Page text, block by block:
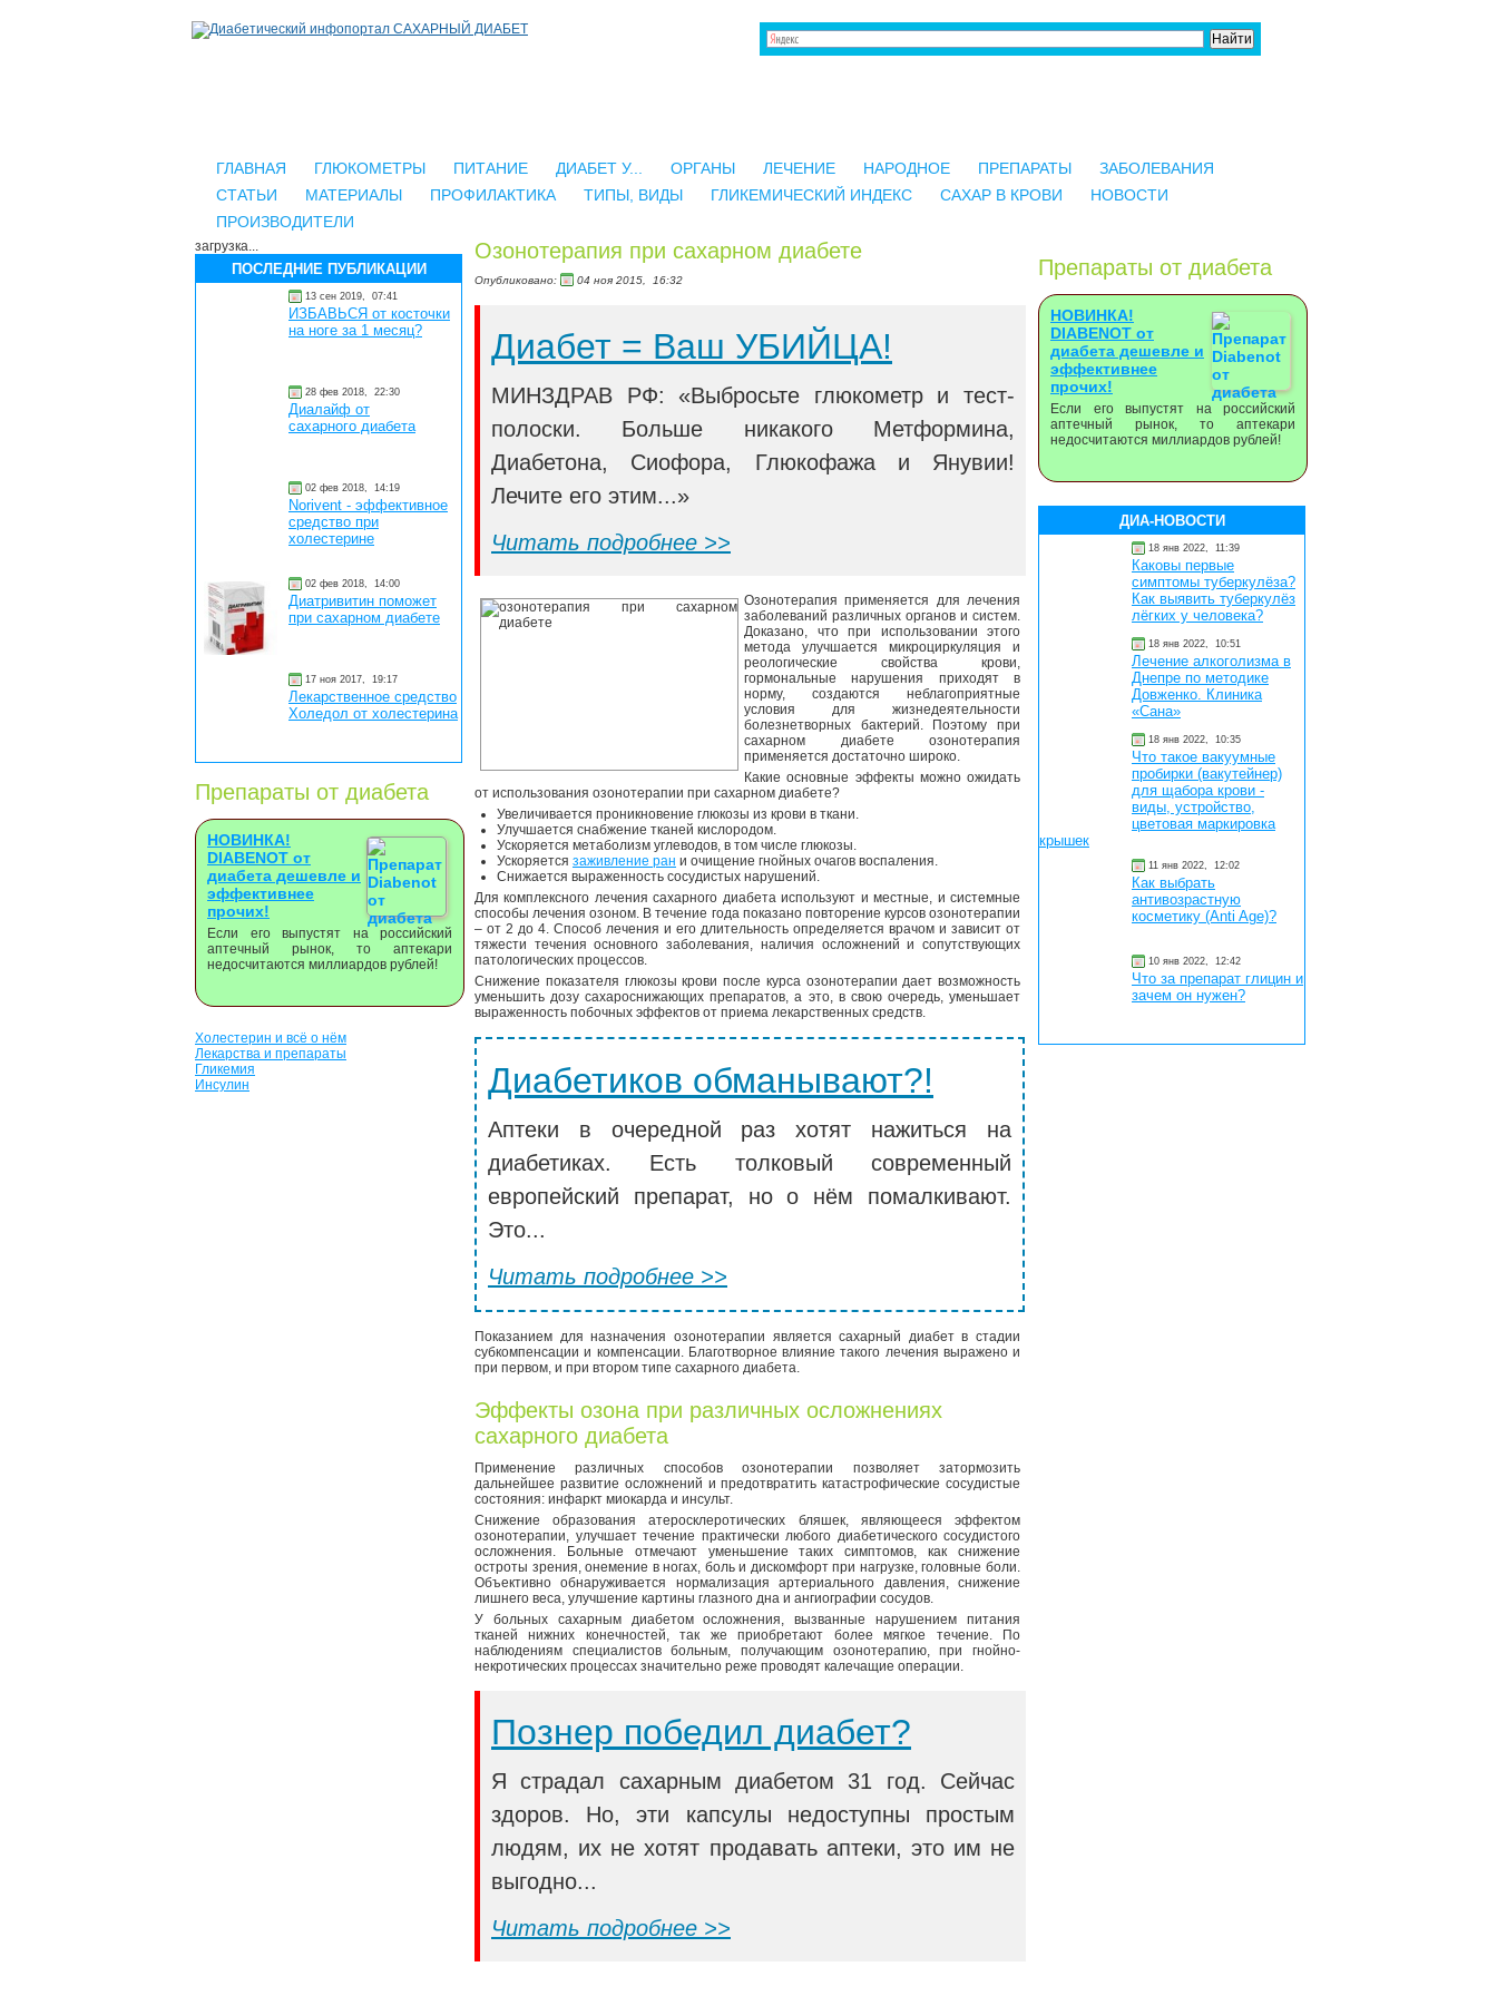
ГЛАВНАЯ ГЛЮКОМЕТРЫ ПИТАНИЕ ДИАБЕТ У... ОРГАНЫ ЛЕЧЕНИЕ НАРОДНОЕ ПРЕПАРАТЫ
ЗАБОЛЕВАНИЯ
СТАТЬИ
МАТЕРИАЛЫ ПРОФИЛАКТИКА ТИПЫ, ВИДЫ ГЛИКЕМИЧЕСКИЙ ИНДЕКС САХАР В КРОВИ
НОВОСТИ
ПРОИЗВОДИТЕЛИ
загрузка...
ПОСЛЕДНИЕ ПУБЛИКАЦИИ
13 сен 2019, 07:41
ИЗБАВЬСЯ от косточки
на ноге за 1 месяц?
28 фев 2018, 22:30
Диалайф от
сахарного диабета
02 фев 2018, 14:19
Norivent - эффективное
средство при
холестерине
02 фев 2018, 14:00
Диатривитин поможет
при сахарном диабете
17 ноя 2017, 19:17
Лекарственное средство
Холедол от холестерина
Препараты от диабета
НОВИНКА!
DIABENOT от
диабета дешевле и
эффективнее
прочих!
Если его выпустят на российский
аптечный рынок, то аптекари
недосчитаются миллиардов рублей!
Холестерин и всё о нём
Лекарства и препараты
Гликемия
Инсулин
Озонотерапия при сахарном диабете
Опубликовано: 04 ноя 2015, 16:32
Диабет = Ваш УБИЙЦА!
МИНЗДРАВ РФ: «Выбросьте глюкометр и тест-
полоски. Больше никакого Метформина,
Диабетона, Сиофора, Глюкофажа и Янувии!
Лечите его этим...»
Читать подробнее >>
Озонотерапия применяется для лечения
заболеваний различных органов и систем.
Доказано, что при использовании этого
метода улучшается микроциркуляция и
реологические свойства крови,
гормональные нарушения приходят в
норму, создаются неблагоприятные
условия для жизнедеятельности
болезнетворных бактерий. Поэтому при
сахарном диабете озонотерапия
применяется достаточно широко.
Какие основные эффекты можно ожидать
от использования озонотерапии при сахарном диабете?
Увеличивается проникновение глюкозы из крови в ткани.
Улучшается снабжение тканей кислородом.
Ускоряется метаболизм углеводов, в том числе глюкозы.
Ускоряется заживление ран и очищение гнойных очагов воспаления.
Снижается выраженность сосудистых нарушений.
Для комплексного лечения сахарного диабета используют и местные, и системные
способы лечения озоном. В течение года показано повторение курсов озонотерапии
– от 2 до 4. Способ лечения и его длительность определяется врачом и зависит от
тяжести течения основного заболевания, наличия осложнений и сопутствующих
патологических процессов.
Снижение показателя глюкозы крови после курса озонотерапии дает возможность
уменьшить дозу сахароснижающих препаратов, а это, в свою очередь, уменьшает
выраженность побочных эффектов от приема лекарственных средств.
Диабетиков обманывают?!
Аптеки в очередной раз хотят нажиться на
диабетиках. Есть толковый современный
европейский препарат, но о нём помалкивают.
Это...
Читать подробнее >>
Показанием для назначения озонотерапии является сахарный диабет в стадии
субкомпенсации и компенсации. Благотворное влияние такого лечения выражено и
при первом, и при втором типе сахарного диабета.
Эффекты озона при различных осложнениях
сахарного диабета
Применение различных способов озонотерапии позволяет затормозить
дальнейшее развитие осложнений и предотвратить катастрофические сосудистые
состояния: инфаркт миокарда и инсульт.
Снижение образования атеросклеротических бляшек, являющееся эффектом
озонотерапии, улучшает течение практически любого диабетического сосудистого
осложнения. Больные отмечают уменьшение таких симптомов, как снижение
остроты зрения, онемение в ногах, боль и дискомфорт при нагрузке, головные боли.
Объективно обнаруживается нормализация артериального давления, снижение
лишнего веса, улучшение картины глазного дна и ангиографии сосудов.
У больных сахарным диабетом осложнения, вызванные нарушением питания
тканей нижних конечностей, так же приобретают более мягкое течение. По
наблюдениям специалистов больным, получающим озонотерапию, при гнойно-
некротических процессах значительно реже проводят калечащие операции.
Познер победил диабет?
Я страдал сахарным диабетом 31 год. Сейчас
здоров. Но, эти капсулы недоступны простым
людям, их не хотят продавать аптеки, это им не
выгодно...
Читать подробнее >>
Препараты от диабета
НОВИНКА!
DIABENOT от
диабета дешевле и
эффективнее
прочих!
Если его выпустят на российский
аптечный рынок, то аптекари
недосчитаются миллиардов рублей!
ДИА-НОВОСТИ
18 янв 2022, 11:39
Каковы первые
симптомы туберкулёза?
Как выявить туберкулёз
лёгких у человека?
18 янв 2022, 10:51
Лечение алкоголизма в
Днепре по методике
Довженко. Клиника
«Сана»
18 янв 2022, 10:35
Что такое вакуумные
пробирки (вакутейнер)
для щабора крови -
виды, устройство,
цветовая маркировка
крышек
11 янв 2022, 12:02
Как выбрать
антивозрастную
косметику (Anti Age)?
10 янв 2022, 12:42
Что за препарат глицин и
зачем он нужен?